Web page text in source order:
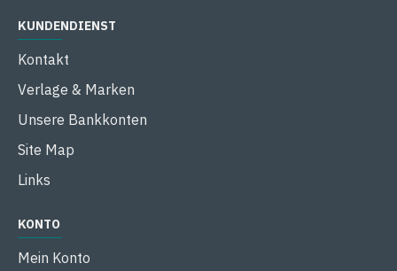
KUNDENDIENST
Kontakt
Verlage & Marken
Unsere Bankkonten
Site Map
Links
KONTO
Mein Konto